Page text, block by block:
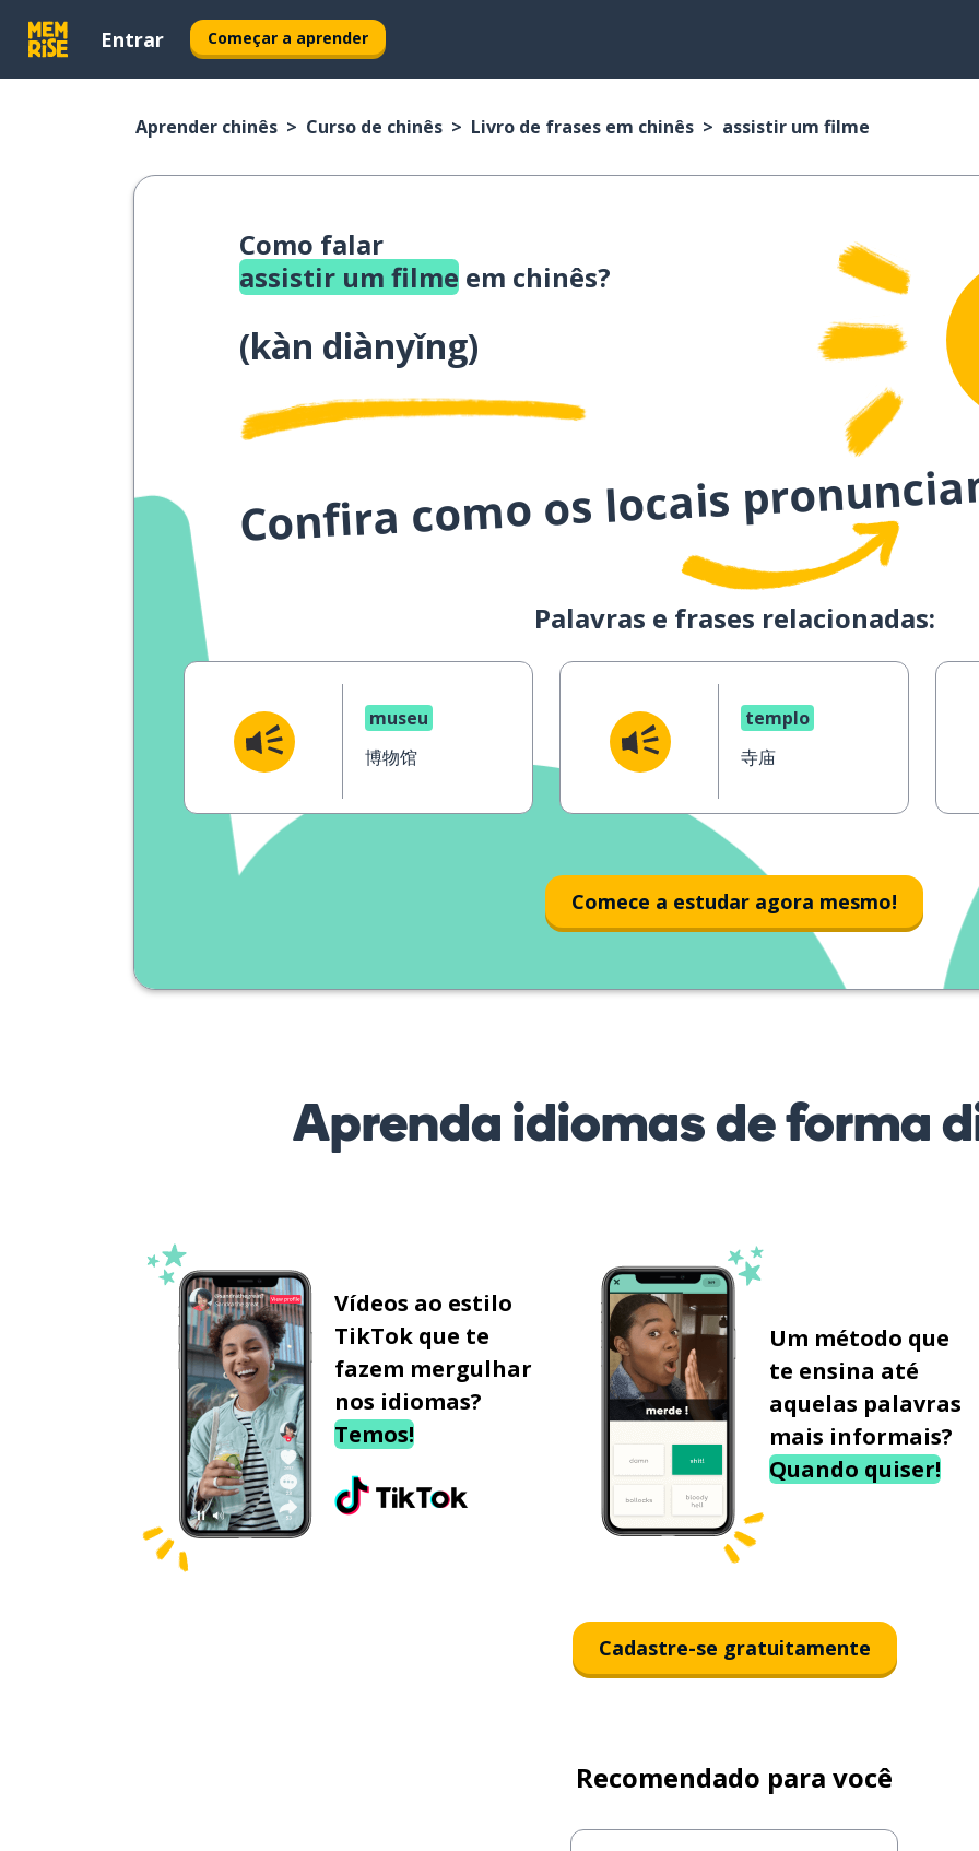
Entrar Começar a aprender
Aprender chinês Curso de chinês Livro de frases em chinês assistir um filme
Como falar
assistir um filme em chinês?
(kàn diànyǐng)
Confira como os locais
Palavras e frases relacionadas:
museu
博物馆
templo
寺庙
Comece a estudar agora mesmo!
Aprenda idiomas de forma
Vídeos ao estilo
TikTok que te
fazem mergulhar
nos idiomas?
Temos!
Um método que
te ensina até
aquelas palavras
mais informais?
Quando quiser!
Cadastre-se gratuitamente
Recomendado para você